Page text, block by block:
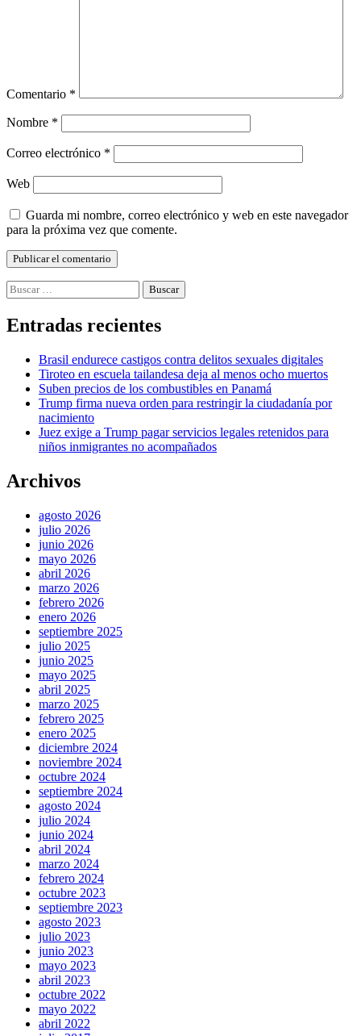
Comentario *
Nombre *
Correo electrónico *
Web
Guarda mi nombre, correo electrónico y web en este navegador
para la próxima vez que comente.
Buscar:
Entradas recientes
Brasil endurece castigos contra delitos sexuales digitales
Tiroteo en escuela tailandesa deja al menos ocho muertos
Suben precios de los combustibles en Panamá
Trump firma nueva orden para restringir la ciudadanía por
nacimiento
Juez exige a Trump pagar servicios legales retenidos para
niños inmigrantes no acompañados
Archivos
agosto 2026
julio 2026
junio 2026
mayo 2026
abril 2026
marzo 2026
febrero 2026
enero 2026
septiembre 2025
julio 2025
junio 2025
mayo 2025
abril 2025
marzo 2025
febrero 2025
enero 2025
diciembre 2024
noviembre 2024
octubre 2024
septiembre 2024
agosto 2024
julio 2024
junio 2024
abril 2024
marzo 2024
febrero 2024
octubre 2023
septiembre 2023
agosto 2023
julio 2023
junio 2023
mayo 2023
abril 2023
octubre 2022
mayo 2022
abril 2022